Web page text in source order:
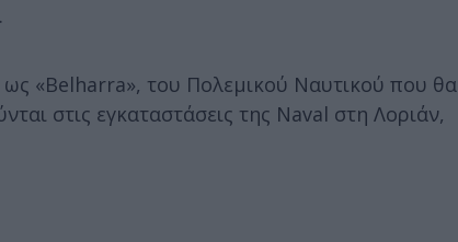
ως «Belharra», του Πολεμικού Ναυτικού που θα
στις εγκαταστάσεις της Naval στη Λοριάν,